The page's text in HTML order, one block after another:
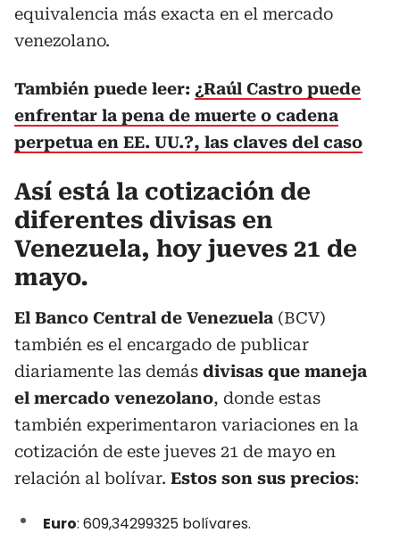
equivalencia más exacta en el mercado
venezolano.
También puede leer: ¿Raúl Castro puede
enfrentar la pena de muerte o cadena
perpetua en EE. UU.?, las claves del caso
Así está la cotización de
diferentes divisas en
Venezuela, hoy jueves 21 de
mayo.
El Banco Central de Venezuela (BCV)
también es el encargado de publicar
diariamente las demás divisas que maneja
el mercado venezolano, donde estas
también experimentaron variaciones en la
cotización de este jueves 21 de mayo en
relación al bolívar. Estos son sus precios:
Euro: 609,34299325 bolívares.